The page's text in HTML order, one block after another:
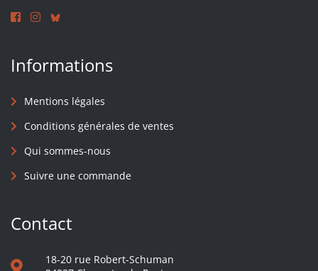
Informations
Mentions légales
Conditions générales de ventes
Qui sommes-nous
Suivre une commande
Contact
18-20 rue Robert-Schuman